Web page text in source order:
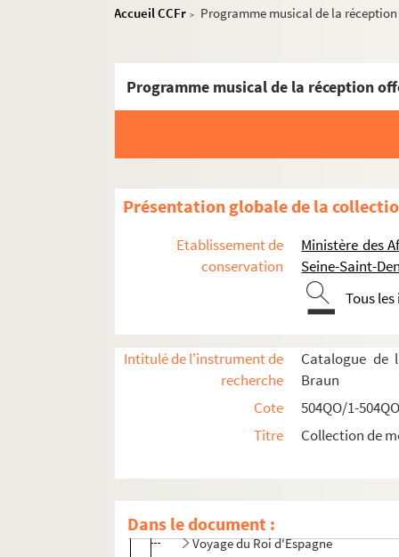
Accueil CCFr > Programme musical de la
Présentation globale de la
Etablissement de
conservation
Ministère des
Seine-Saint-
Tous
Intitulé de l'instrument de
recherche
Catalogue de
Braun
Cote
504QO/1-
Titre
Collection de
Dans le document :
Réceptions données par ou pour les
Réceptions données par le ministère des
Réceptions et voyages présidentiels
504QO/14. Shah de Perse, escadre
504QO/16. Président des Etats-Unis, roi
Visite du Président des Etats-Unis
Voyage du Roi d'Espagne